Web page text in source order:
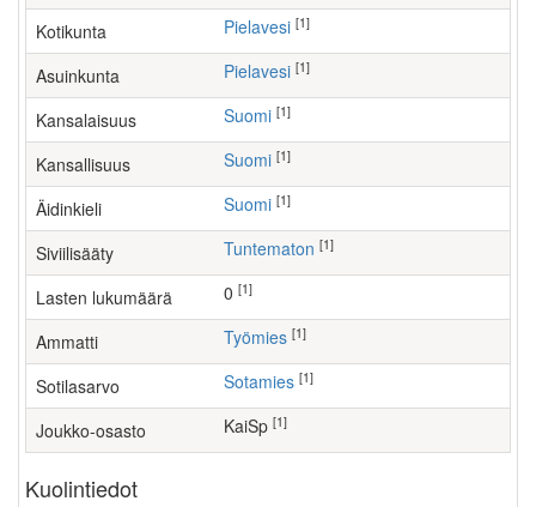
Kotikunta Pielavesi [1]
Asuinkunta Pielavesi [1]
Kansalaisuus Suomi [1]
Kansallisuus Suomi [1]
Äidinkieli Suomi [1]
Siviilisääty Tuntematon [1]
Lasten lukumäärä [1]
Ammatti työmies [1]
Sotilasarvo Sotamies [1]
Joukko-osasto KaiSp [1]
Kuolintiedot